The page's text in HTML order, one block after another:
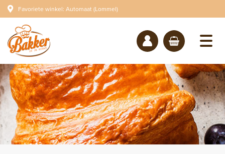
Favoriete winkel: Automaat (Lommel)